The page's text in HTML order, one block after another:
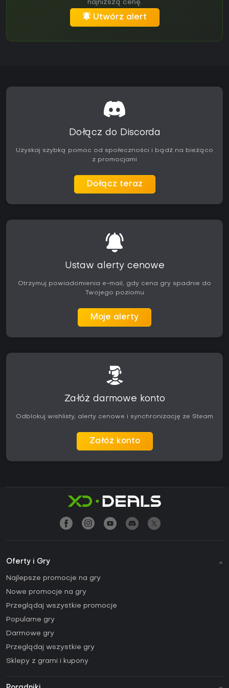
najniższą cenę.
Utwórz alert
Dołącz do Discorda
Uzyskaj szybką pomoc od społeczności i bądź na bieżąco
z promocjami
Dołącz teraz
Ustaw alerty cenowe
Otrzymuj powiadomienia e-mail, gdy cena gry spadnie do
Twojego poziomu
Moje alerty
Załóż darmowe konto
Odblokuj wishlisty, alerty cenowe i synchronizację ze Steam
Załóż konto
Oferty i Gry
Najlepsze promocje na gry
Nowe promocje na gry
Przeglądaj wszystkie promocje
Popularne gry
Darmowe gry
Przeglądaj wszystkie gry
Sklepy z grami i kupony